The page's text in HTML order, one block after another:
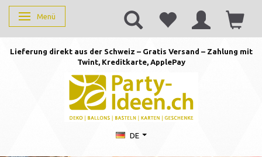
Anzeige ändern
Menü
Lieferung direkt aus der Schweiz – Gratis Versand – Zahlung mit
Twint, Kreditkarte, ApplePay
DE